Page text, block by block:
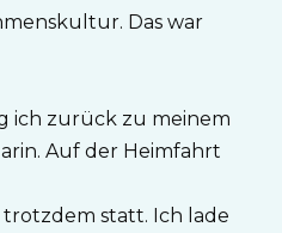
Das war
ich zurück zu meinem
Auf der Heimfahrt
trotzdem statt. Ich lade